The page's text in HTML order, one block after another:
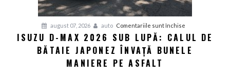
august 07, 2026 auto Comentariile sunt închise
Isuzu
D-
ISUZU D-MAX 2026 SUB LUPĂ: CALUL DE
BĂTAIE JAPONEZ ÎNVAȚĂ BUNELE
MANIERE PE ASFALT